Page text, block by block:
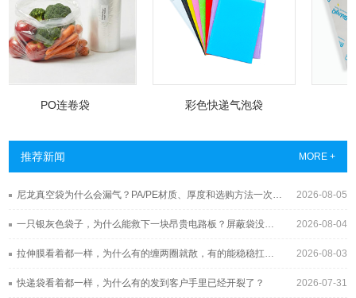
PO连卷袋 彩色快递气泡袋
推荐新闻 MORE +
2026-08-05
尼龙真空袋为什么会漏气？PA/PE材质、厚度和选购方法一次讲清
2026-08-04
一只银灰色袋子，为什么能救下一块昂贵电路板？屏蔽袋没你想得那么简单
2026-08-03
拉伸膜看着都一样，为什么有的缠两圈就散，有的能稳稳扛过长途运输？
2026-07-31
快递袋看着都一样，为什么有的发到客户手里已经开裂了？